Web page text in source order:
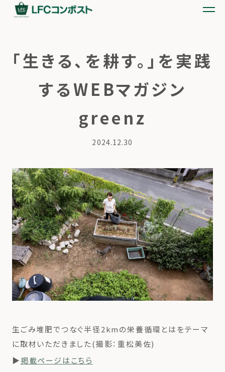
「生きる、を耕す。」を実践
するWEBマガジン
greenz
2024.12.30
生ごみ堆肥でつなぐ半径2kmの栄養循環とはをテーマ
に取材いただきました(撮影：重松美佐)
▶掲載ページはこちら